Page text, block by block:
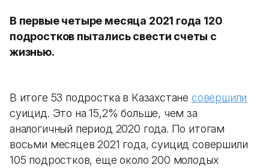
В первые четыре месяца 2021 года 120
подростков пытались свести счеты с
жизнью.
В итоге 53 подростка в Казахстане совершили
суицид. Это на 15,2% больше, чем за
аналогичный период 2020 года. По итогам
восьми месяцев 2021 года, суицид совершили
105 подростков, еще около 200 молодых